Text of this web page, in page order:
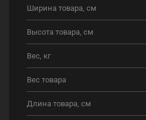
Ширина товара, см
Высота товара, см
Вес, кг
Вес товара
Длина товара, см